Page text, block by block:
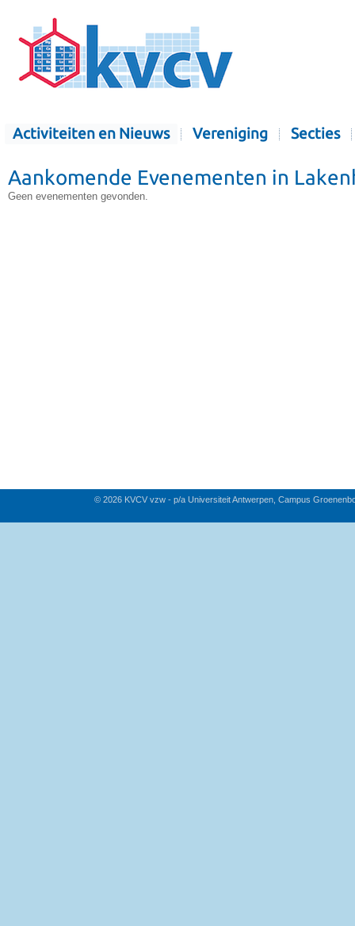
Activiteiten en Nieuws Vereniging Secties
Aankomende Evenementen in
Geen evenementen gevonden.
© 2026 KVCV vzw - p/a Universiteit Antwerpen, Campus